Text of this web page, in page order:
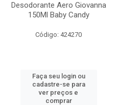
Desodorante Aero Giovanna
150Ml Baby Candy
Código: 424270
Faça seu login ou
cadastre-se para
ver preços e
comprar